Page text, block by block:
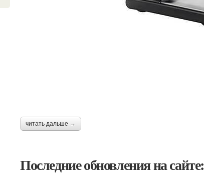
читать дальше →
Последние обновления на сайте: